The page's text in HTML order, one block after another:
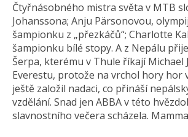
Čtyřnásobného mistra světa v MTB
Johanssona; Anju Pärsonovou,
šampionku z „přezkáčů“; Charlotte
šampionku bílé stopy. A z Nepálu
Šerpa, kterému v Thule říkají Michael
Everestu, protože na vrchol hory hor
ještě založil nadaci, co přináší
vzdělání. Snad jen ABBA v této
slavnostního večera scházela.